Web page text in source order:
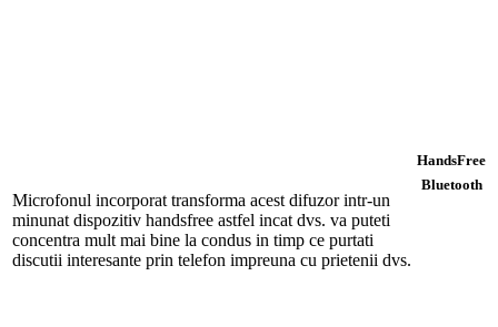
Microfonul incorporat transforma acest difuzor intr-un
minunat dispozitiv handsfree astfel incat dvs. va puteti
concentra mult mai bine la condus in timp ce purtati
discutii interesante prin telefon impreuna cu prietenii dvs.
HandsFree
Bluetooth